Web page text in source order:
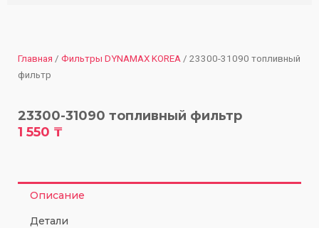
Главная / Фильтры DYNAMAX KOREA / 23300-31090 топливный
фильтр
23300-31090 топливный фильтр
1 550 ₸
Описание
Детали